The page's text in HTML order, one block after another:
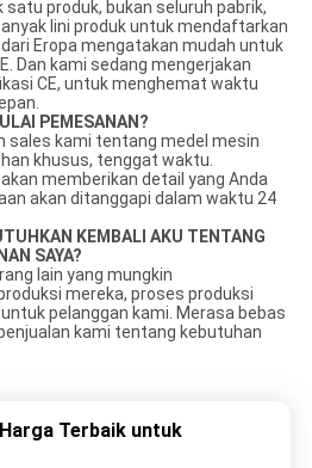
produk, bukan seluruh pabrik,
lini produk untuk mendaftarkan
Eropa mengatakan mudah untuk
Dan kami sedang mengerjakan
CE, untuk menghemat waktu
PEMESANAN?
sales kami tentang medel mesin
khusus, tenggat waktu.
memberikan detail yang Anda
akan ditanggapi dalam waktu 24
KEMBALI AKU TENTANG
SAYA?
lain yang mungkin
mereka, proses produksi
pelanggan kami. Merasa bebas
kami tentang kebutuhan
Terbaik untuk